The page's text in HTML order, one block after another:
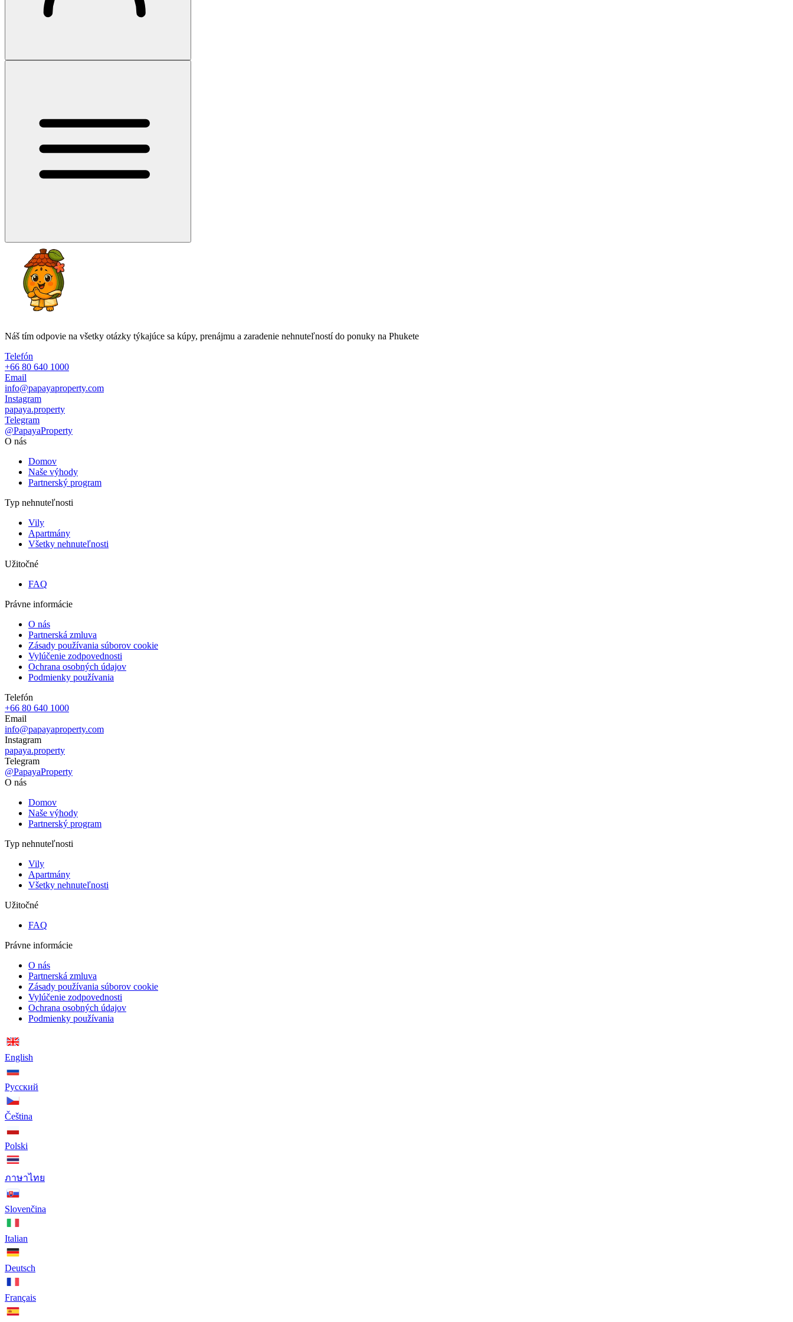
Náš tím odpovie na všetky otázky týkajúce sa kúpy, prenájmu a zaradenie nehnuteľností do ponuky na Phukete
Telefón
+66 80 640 1000
Email
info@papayaproperty.com
Instagram
papaya.property
Telegram
@PapayaProperty
O nás
Domov
Naše výhody
Partnerský program
Typ nehnuteľnosti
Vily
Apartmány
Všetky nehnuteľnosti
Užitočné
FAQ
Právne informácie
O nás
Partnerská zmluva
Zásady používania súborov cookie
Vylúčenie zodpovednosti
Ochrana osobných údajov
Podmienky používania
Telefón
+66 80 640 1000
Email
info@papayaproperty.com
Instagram
papaya.property
Telegram
@PapayaProperty
O nás
Domov
Naše výhody
Partnerský program
Typ nehnuteľnosti
Vily
Apartmány
Všetky nehnuteľnosti
Užitočné
FAQ
Právne informácie
O nás
Partnerská zmluva
Zásady používania súborov cookie
Vylúčenie zodpovednosti
Ochrana osobných údajov
Podmienky používania
English
Русский
Čeština
Polski
ภาษาไทย
Slovenčina
Italian
Deutsch
Français